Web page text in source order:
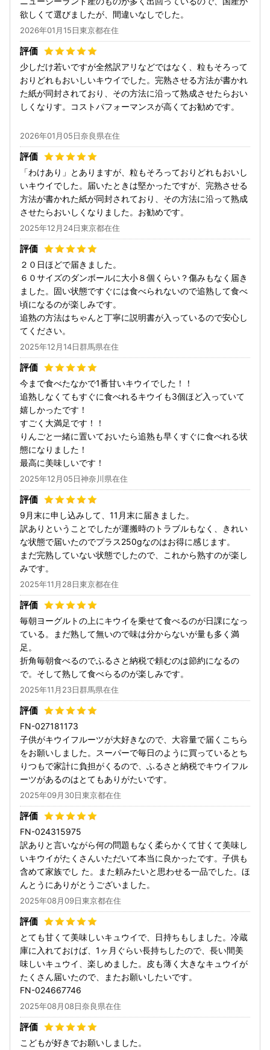
欲しくて選びましたが、間違いなしでした。
2026年01月15日東京都在住
少しだけ若いですが全然訳アリなどではなく、粒もそろって
おりどれもおいしいキウイでした。完熟させる方法が書かれ
た紙が同封されており、その方法に沿って熟成させたらおい
しくなりす。コストパフォーマンスが高くてお勧めです。
2026年01月05日奈良県在住
「わけあり」とありますが、粒もそろっておりどれもおいし
いキウイでした。届いたときは堅かったですが、完熟させる
方法が書かれた紙が同封されており、その方法に沿って熟成
させたらおいしくなりました。お勧めです。
2025年12月24日東京都在住
２０日ほどで届きました。
６０サイズのダンボールに大小８個くらい？傷みもなく届き
ました。固い状態ですぐには食べられないので追熟して食べ
頃になるのが楽しみです。
追熟の方法はちゃんと丁寧に説明書が入っているので安心し
てください。
2025年12月14日群馬県在住
今まで食べたなかで1番甘いキウイでした！！
追熟しなくてもすぐに食べれるキウイも3個ほど入っていて
嬉しかったです！
すごく大満足です！！
りんごと一緒に置いておいたら追熟も早くすぐに食べれる状
態になりました！
最高に美味しいです！
2025年12月05日神奈川県在住
9月末に申し込みして、11月末に届きました。
訳ありということでしたが運搬時のトラブルもなく、きれい
な状態で届いたのでプラス250gなのはお得に感じます。
まだ完熟していない状態でしたので、これから熟すのが楽し
みです。
2025年11月28日東京都在住
毎朝ヨーグルトの上にキウイを乗せて食べるのが日課になっ
ている。まだ熟して無いので味は分からないが量も多く満
足。
折角毎朝食べるのでふるさと納税で頼むのは節約になるの
で。そして熟して食べらるのが楽しみです。
2025年11月23日群馬県在住
FN-027181173
子供がキウイフルーツが大好きなので、大容量で届くこちら
をお願いしました。スーパーで毎日のように買っているとち
りつもで家計に負担がくるので、ふるさと納税でキウイフル
ーツがあるのはとてもありがたいです。
2025年09月30日東京都在住
FN-024315975
訳ありと言いながら何の問題もなく柔らかくて甘くて美味し
いキウイがたくさんいただいて本当に良かったです。子供も
含めて家族でし た。また頼みたいと思わせる一品でした。ほ
んとうにありがとうございました。
2025年08月09日東京都在住
とても甘くて美味しいキュウイで、日持ちもしました。冷蔵
庫に入れておけば、1ヶ月ぐらい長持ちしたので、長い間美
味しいキュウイ、楽しめました。皮も薄く大きなキュウイが
たくさん届いたので、またお願いしたいです。
FN-024667746
2025年08月08日奈良県在住
こどもが好きでお願いしました。